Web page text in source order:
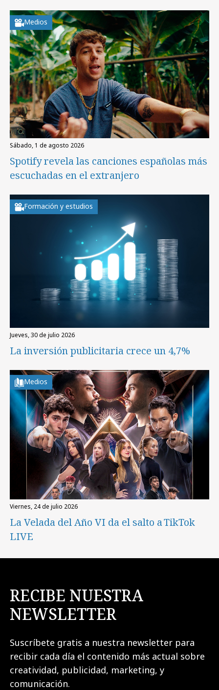
Medios
sábado, 1 de agosto 2026
Spotify revela las canciones españolas más
escuchadas en el extranjero
Formación y estudios
jueves, 30 de julio 2026
La inversión publicitaria crece un 4,7%
Medios
viernes, 24 de julio 2026
La Velada del Año VI da el salto a TikTok
LIVE
RECIBE NUESTRA
NEWSLETTER
Suscríbete gratis a nuestra newsletter para
recibir cada día el contenido más actual sobre
creatividad, publicidad, marketing, y
comunicación.